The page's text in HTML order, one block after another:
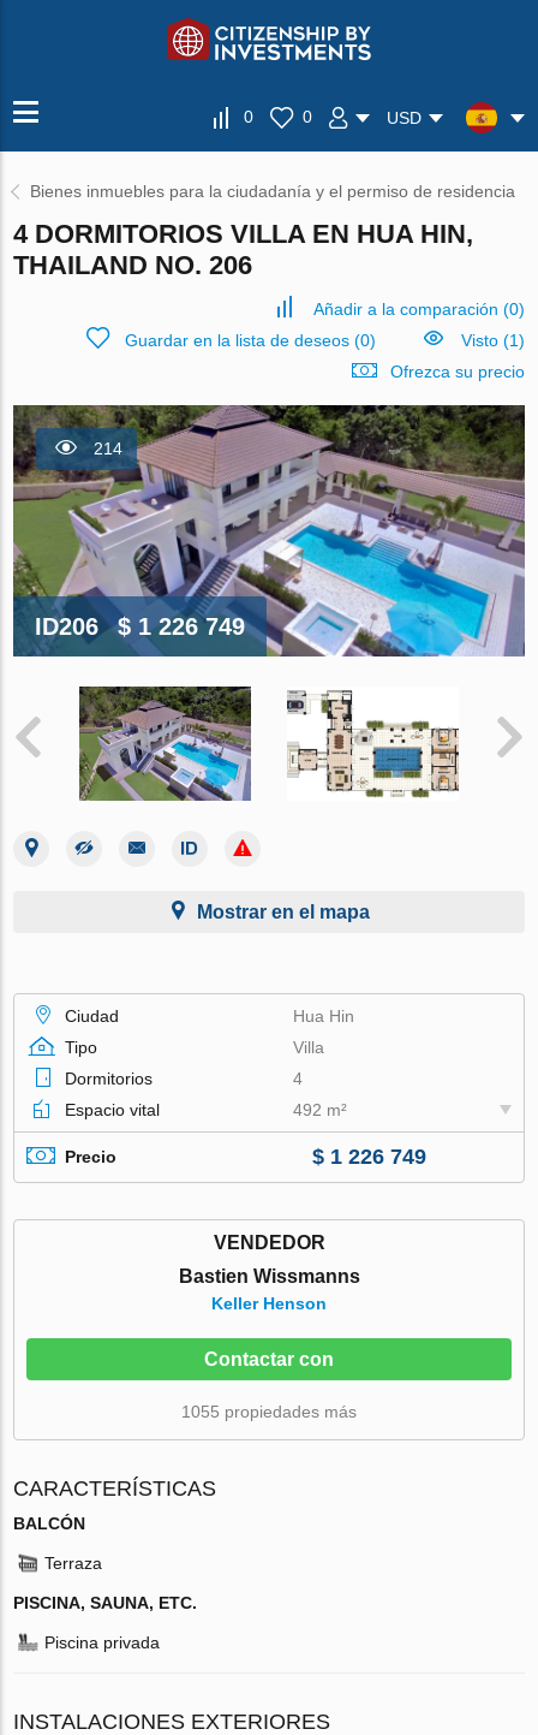
0 0 USD
Bienes inmuebles para la ciudadanía y el permiso de residencia
4 DORMITORIOS VILLA EN HUA HIN,
THAILAND NO. 206
Añadir a la comparación (0)
Guardar en la lista de deseos(0)
Visto (1)
Ofrezca su precio
214
ID206 $ 1 226 749
Mostrar en el mapa
Ciudad
Hua Hin
Tipo
Villa
Dormitorios
4
Espacio vital
492 m²
Precio $ 1 226 749
VENDEDOR
Bastien Wissmanns
Keller Henson
Contactar con
1055 propiedades más
CARACTERÍSTICAS
BALCÓN
Terraza
PISCINA, SAUNA, ETC.
Piscina privada
INSTALACIONES EXTERIORES